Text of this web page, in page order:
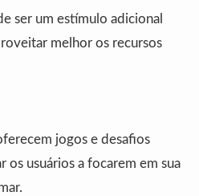
ser um estímulo adicional
melhor os recursos
jogos e desafios
os usuários a focarem em sua